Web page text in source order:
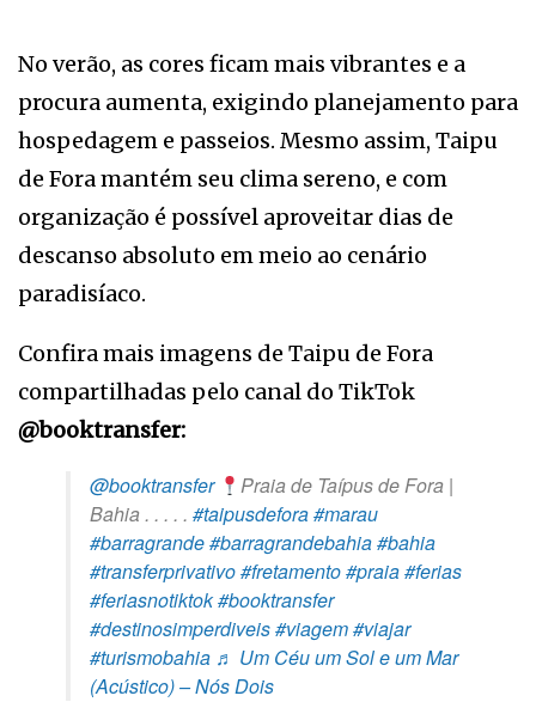
No verão, as cores ficam mais vibrantes e a
procura aumenta, exigindo planejamento para
hospedagem e passeios. Mesmo assim, Taipu
de Fora mantém seu clima sereno, e com
organização é possível aproveitar dias de
descanso absoluto em meio ao cenário
paradisíaco.
Confira mais imagens de Taipu de Fora
compartilhadas pelo canal do TikTok
@booktransfer:
@booktransfer
Praia de Taípus de Fora |
Bahia . . . . . #taipusdefora#marau
#barragrande#barragrandebahia#bahia
#transferprivativo#fretamento#praia#ferias
#feriasnotiktok#booktransfer
#destinosimperdiveis#viagem#viajar
#turismobahia ♬ Um Céu um Sol e um Mar
(Acústico) – Nós Dois